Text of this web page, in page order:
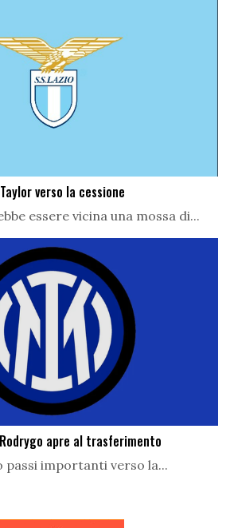
verso la cessione
essere vicina una mossa di...
apre al trasferimento
importanti verso la...